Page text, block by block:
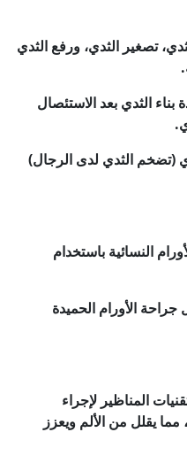
تصغير الثدي، ورفع الثدي
بناء الثدي بعد الاستئصال
(تضخم الثدي لدى الرجال)
النسائية باستخدام
الأورام الحميدة
المناظير لإجراء
يقلل من الألم ويعزز